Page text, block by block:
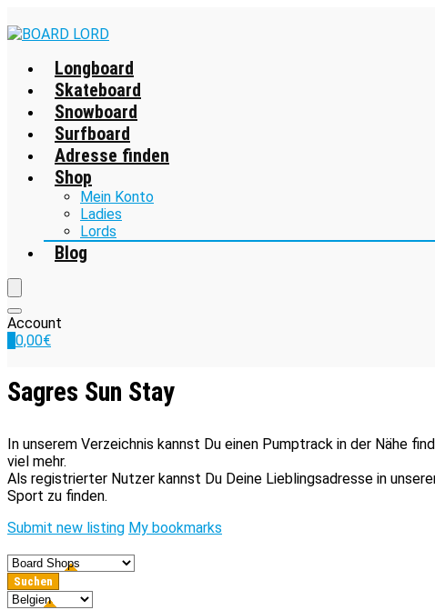
Longboard
Skateboard
Snowboard
Surfboard
Adresse finden
Shop
Mein Konto
Ladies
Lords
Blog
Account
0,00€
Sagres Sun Stay
In unserem Verzeichnis kannst Du einen Pumptrack in der Nähe
viel mehr.
Als registrierter Nutzer kannst Du Deine Lieblingsadresse in
Sport zu finden.
Submit new listing My bookmarks